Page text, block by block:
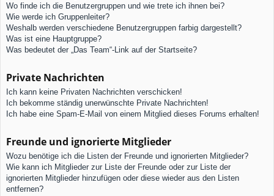
Wo finde ich die Benutzergruppen und wie trete ich ihnen bei?
Wie werde ich Gruppenleiter?
Weshalb werden verschiedene Benutzergruppen farbig dargestellt?
Was ist eine Hauptgruppe?
Was bedeutet der „Das Team“-Link auf der Startseite?
Private Nachrichten
Ich kann keine Privaten Nachrichten verschicken!
Ich bekomme ständig unerwünschte Private Nachrichten!
Ich habe eine Spam-E-Mail von einem Mitglied dieses Forums erhalten!
Freunde und ignorierte Mitglieder
Wozu benötige ich die Listen der Freunde und ignorierten Mitglieder?
Wie kann ich Mitglieder zur Liste der Freunde oder zur Liste der
ignorierten Mitglieder hinzufügen oder diese wieder aus den Listen
entfernen?